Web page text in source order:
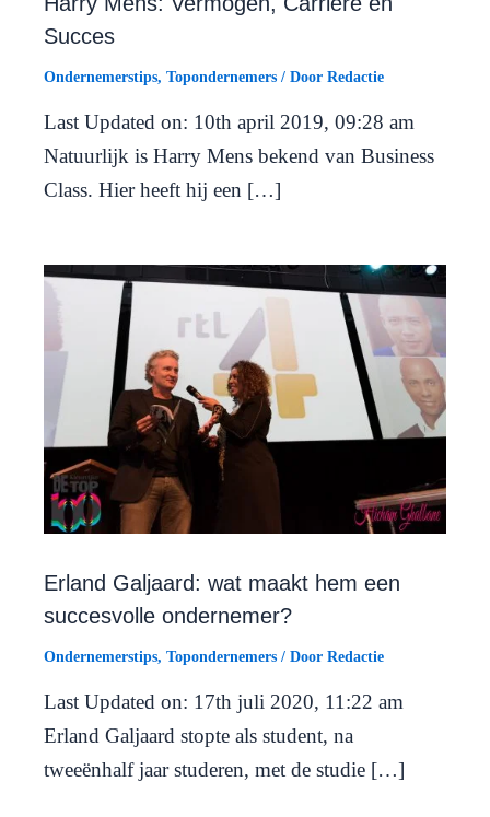
Succes
Ondernemerstips, Topondernemers / Door Redactie
Last Updated on: 10th april 2019, 09:28 am
Natuurlijk is Harry Mens bekend van Business
Class. Hier heeft hij een […]
Erland Galjaard: wat maakt hem een
succesvolle ondernemer?
Ondernemerstips, Topondernemers / Door Redactie
Last Updated on: 17th juli 2020, 11:22 am
Erland Galjaard stopte als student, na
tweeënhalf jaar studeren, met de studie […]